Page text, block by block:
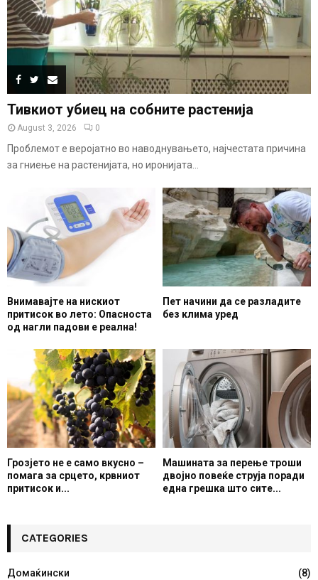
Тивкиот убиец на собните растенија
August 3, 2026 0
Проблемот е веројатно во наводнувањето, најчестата причина
за гниење на растенијата, но иронијата...
Внимавајте на нискиот
притисок во лето: Опасноста
од нагли падови е реална!
Пет начини да се разладите
без клима уред
Грозјето не е само вкусно –
помага за срцето, крвниот
притисок и...
Машината за перење троши
двојно повеќе струја поради
една грешка што сите...
CATEGORIES
Домаќински (8)